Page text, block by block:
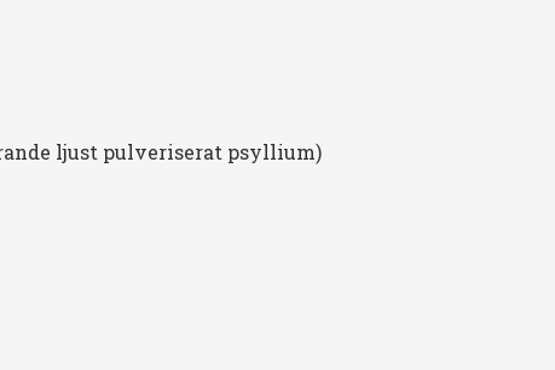
ljust pulveriserat psyllium)